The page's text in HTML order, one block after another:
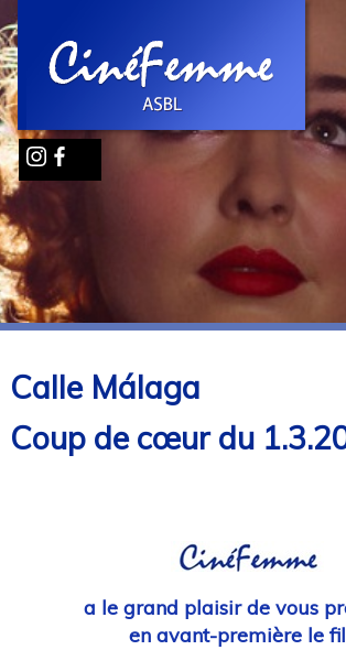
Calle Málaga
Coup de cœur du
a le grand plaisir de vous
en avant-première le